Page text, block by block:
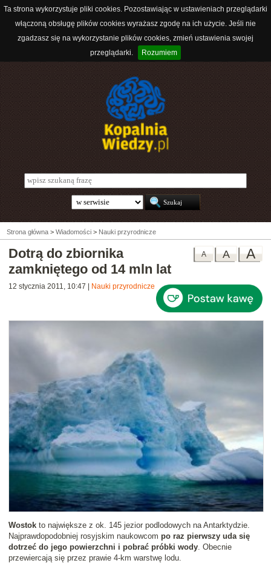
Ta strona wykorzystuje pliki cookies. Pozostawiając w ustawieniach przeglądarki
włączoną obsługę plików cookies wyrażasz zgodę na ich użycie. Jeśli nie
zgadzasz się na wykorzystanie plików cookies, zmień ustawienia swojej
przeglądarki.
Rozumiem
Strona główna > Wiadomości > Nauki przyrodnicze
A
A
A
Dotrą do zbiornika
zamkniętego od 14 mln lat
12 stycznia 2011, 10:47 Nauki przyrodnicze
Wostok to największe z ok. 145 jezior podlodowych na Antarktydzie.
Najprawdopodobniej rosyjskim naukowcom po raz pierwszy uda się
dotrzeć do jego powierzchni i pobrać próbki wody. Obecnie
przewiercają się przez prawie 4-km warstwę lodu.